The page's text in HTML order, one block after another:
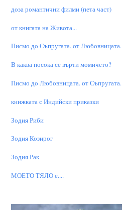
доза романтични филми (пета част)
от книгата на Живота...
Писмо до Съпругата. от Любовницата.
В каква посока се върти момичето?
Писмо до Любовницата. от Съпругата.
книжката с Индийски приказки
Зодия Риби
Зодия Козирог
Зодия Рак
МОЕТО TЯЛО е....